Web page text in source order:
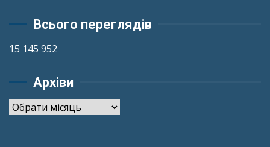
Всього переглядів
15 145 952
Архіви
Архіви